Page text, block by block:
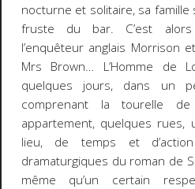
nocturne et solitaire, sa famille
fruste du bar. C’est
l’enquêteur anglais Morrison
Mrs Brown… L’Homme de
quelques jours, dans un
comprenant la tourelle
appartement, quelques
lieu, de temps et
dramaturgiques du roman de
même qu’un certain